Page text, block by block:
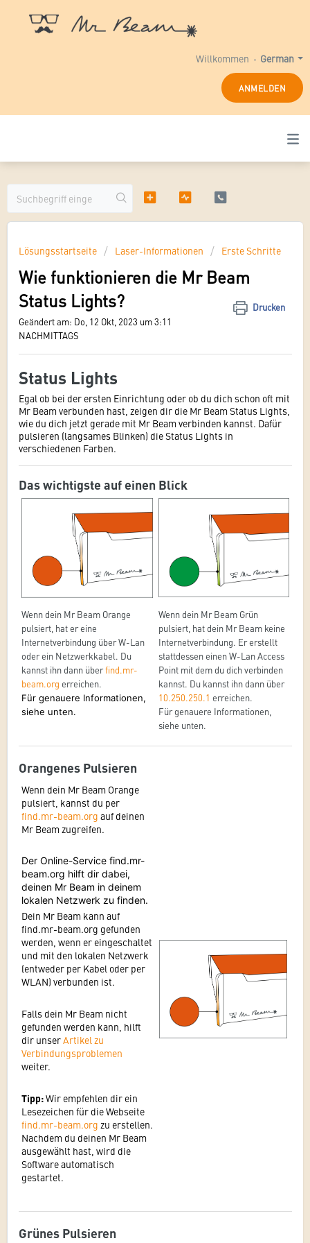
German
Willkommen
ANMELDEN
Lösungsstartseite Laser-Informationen Erste Schritte
Wie funktionieren die Mr Beam
Status Lights?
Drucken
Geändert am: Do, 12 Okt, 2023 um 3:11
NACHMITTAGS
Status Lights
Egal ob bei der ersten Einrichtung oder ob du dich schon oft mit
Mr Beam verbunden hast, zeigen dir die Mr Beam Status Lights,
wie du dich jetzt gerade mit Mr Beam verbinden kannst. Dafür
pulsieren (langsames Blinken) die Status Lights in
verschiedenen Farben.
Das wichtigste auf einen Blick
Wenn dein Mr Beam Orange
pulsiert, hat er eine
Internetverbindung über W-Lan
oder ein Netzwerkkabel. Du
kannst ihn dann überfind.mr-
beam.org erreichen.
Für genauere Informationen,
siehe unten.
Wenn dein Mr Beam Grün
pulsiert, hat dein Mr Beam keine
Internetverbindung. Er erstellt
stattdessen einen W-Lan Access
Point mit dem du dich verbinden
kannst. Du kannst ihn dann über
10.250.250.1 erreichen.
Für genauere Informationen,
siehe unten.
Orangenes Pulsieren
Wenn dein Mr Beam Orange
pulsiert, kannst du per
find.mr-beam.org auf deinen
Mr Beam zugreifen.
Der Online-Service find.mr-
beam.org hilft dir dabei,
deinen Mr Beam in deinem
lokalen Netzwerk zu finden.
Dein Mr Beam kann auf
find.mr-beam.org gefunden
werden, wenn er eingeschaltet
und mit den lokalen Netzwerk
(entweder per Kabel oder per
WLAN) verbunden ist.
Falls dein Mr Beam nicht
gefunden werden kann, hilft
dir unserArtikel zu
Verbindungsproblemen
weiter.
Tipp:Wir empfehlen dir ein
Lesezeichen für die Webseite
find.mr-beam.org zu erstellen.
Nachdem du deinen Mr Beam
ausgewählt hast, wird die
Software automatisch
gestartet.
Grünes Pulsieren